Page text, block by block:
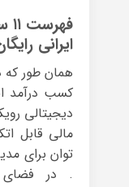
ایرانی
همان طور که
کسب درآمد
دیجیتالی
مالی قابل
توان برای
. در فضای